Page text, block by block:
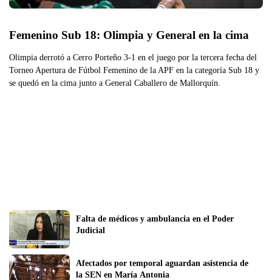
Olimpia derrotó a Cerro Porteño 3-1 en el juego por la tercera fecha del
Torneo Apertura de Fútbol Femenino de la APF en la categoría Sub 18 y
se quedó en la cima junto a General Caballero de Mallorquín.
Falta de médicos y ambulancia en el Poder
Judicial
Afectados por temporal aguardan asistencia de
la SEN en María Antonia